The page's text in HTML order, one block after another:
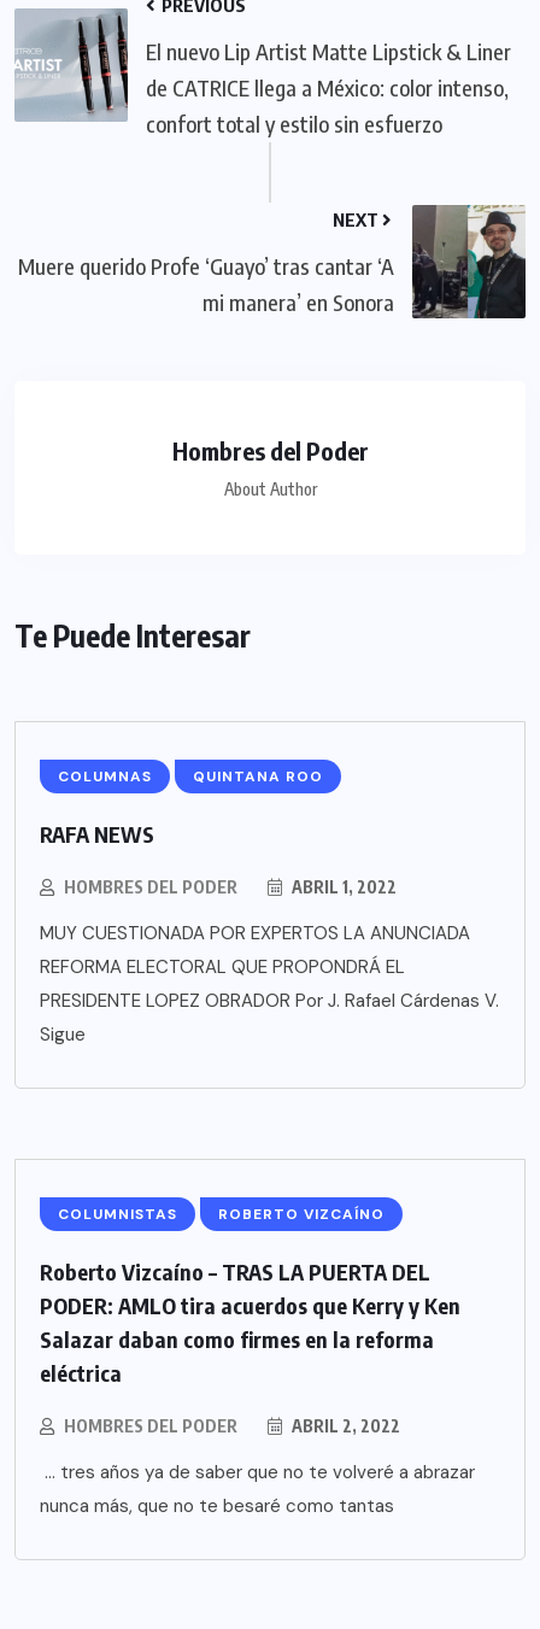
PREVIOUS
El nuevo Lip Artist Matte Lipstick & Liner
de CATRICE llega a México: color intenso,
confort total y estilo sin esfuerzo
NEXT
Muere querido Profe ‘Guayo’ tras cantar ‘A
mi manera’ en Sonora
Hombres del Poder
About Author
Te Puede Interesar
COLUMNAS QUINTANA ROO
RAFA NEWS
HOMBRES DEL PODER ABRIL 1, 2022
MUY CUESTIONADA POR EXPERTOS LA ANUNCIADA
REFORMA ELECTORAL QUE PROPONDRÁ EL
PRESIDENTE LOPEZ OBRADOR Por J. Rafael Cárdenas V.
Sigue
COLUMNISTAS ROBERTO VIZCAÍNO
Roberto Vizcaíno – TRAS LA PUERTA DEL
PODER: AMLO tira acuerdos que Kerry y Ken
Salazar daban como firmes en la reforma
eléctrica
HOMBRES DEL PODER ABRIL 2, 2022
… tres años ya de saber que no te volveré a abrazar
nunca más, que no te besaré como tantas